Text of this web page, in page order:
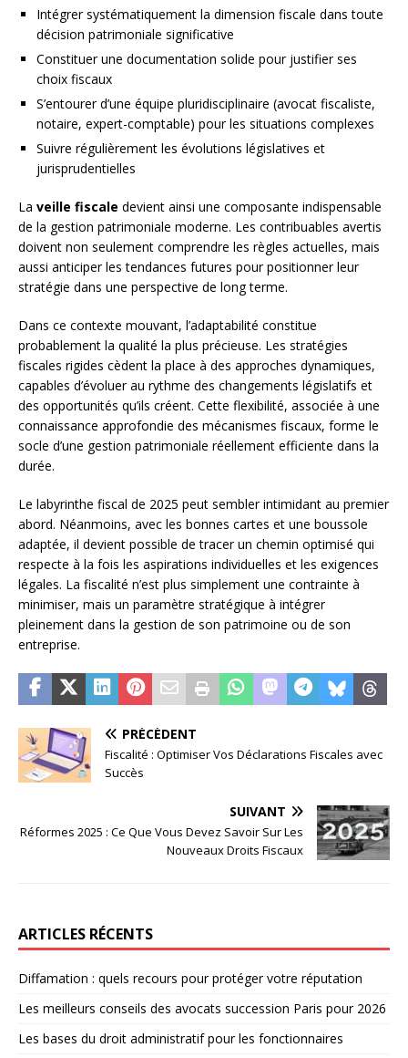
Intégrer systématiquement la dimension fiscale dans toute
décision patrimoniale significative
Constituer une documentation solide pour justifier ses
choix fiscaux
S’entourer d’une équipe pluridisciplinaire (avocat fiscaliste,
notaire, expert-comptable) pour les situations complexes
Suivre régulièrement les évolutions législatives et
jurisprudentielles
La veille fiscale devient ainsi une composante indispensable
de la gestion patrimoniale moderne. Les contribuables avertis
doivent non seulement comprendre les règles actuelles, mais
aussi anticiper les tendances futures pour positionner leur
stratégie dans une perspective de long terme.
Dans ce contexte mouvant, l’adaptabilité constitue
probablement la qualité la plus précieuse. Les stratégies
fiscales rigides cèdent la place à des approches dynamiques,
capables d’évoluer au rythme des changements législatifs et
des opportunités qu’ils créent. Cette flexibilité, associée à une
connaissance approfondie des mécanismes fiscaux, forme le
socle d’une gestion patrimoniale réellement efficiente dans la
durée.
Le labyrinthe fiscal de 2025 peut sembler intimidant au premier
abord. Néanmoins, avec les bonnes cartes et une boussole
adaptée, il devient possible de tracer un chemin optimisé qui
respecte à la fois les aspirations individuelles et les exigences
légales. La fiscalité n’est plus simplement une contrainte à
minimiser, mais un paramètre stratégique à intégrer
pleinement dans la gestion de son patrimoine ou de son
entreprise.
PRÉCÉDENT
Fiscalité : Optimiser Vos Déclarations Fiscales avec
Succès
SUIVANT
Réformes 2025 : Ce Que Vous Devez Savoir Sur Les
Nouveaux Droits Fiscaux
ARTICLES RÉCENTS
Diffamation : quels recours pour protéger votre réputation
Les meilleurs conseils des avocats succession Paris pour 2026
Les bases du droit administratif pour les fonctionnaires